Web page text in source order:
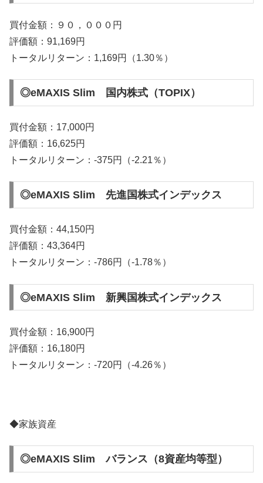
買付金額：９０，０００円
評価額：91,169円
トータルリターン：1,169円（1.30％）
◎eMAXIS Slim 国内株式（TOPIX）
買付金額：17,000円
評価額：16,625円
トータルリターン：-375円（-2.21％）
◎eMAXIS Slim 先進国株式インデックス
買付金額：44,150円
評価額：43,364円
トータルリターン：-786円（-1.78％）
◎eMAXIS Slim 新興国株式インデックス
買付金額：16,900円
評価額：16,180円
トータルリターン：-720円（-4.26％）
◆家族資産
◎eMAXIS Slim バランス（8資産均等型）